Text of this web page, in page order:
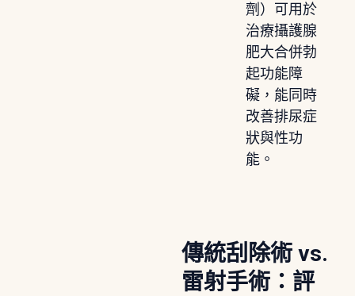
劑）可用於
治療攝護腺
肥大合併勃
起功能障
礙，能同時
改善排尿症
狀與性功
能。
傳統刮除術 vs.
雷射手術：評